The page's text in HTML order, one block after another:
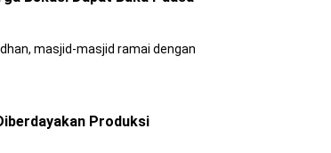
masjid-masjid ramai dengan
Produksi